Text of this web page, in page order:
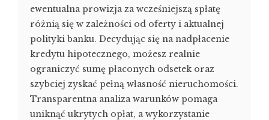
ewentualna prowizja za wcześniejszą spłatę
różnią się w zależności od oferty i aktualnej
polityki banku. Decydując się na nadpłacenie
kredytu hipotecznego, możesz realnie
ograniczyć sumę płaconych odsetek oraz
szybciej zyskać pełną własność nieruchomości.
Transparentna analiza warunków pomaga
uniknąć ukrytych opłat, a wykorzystanie